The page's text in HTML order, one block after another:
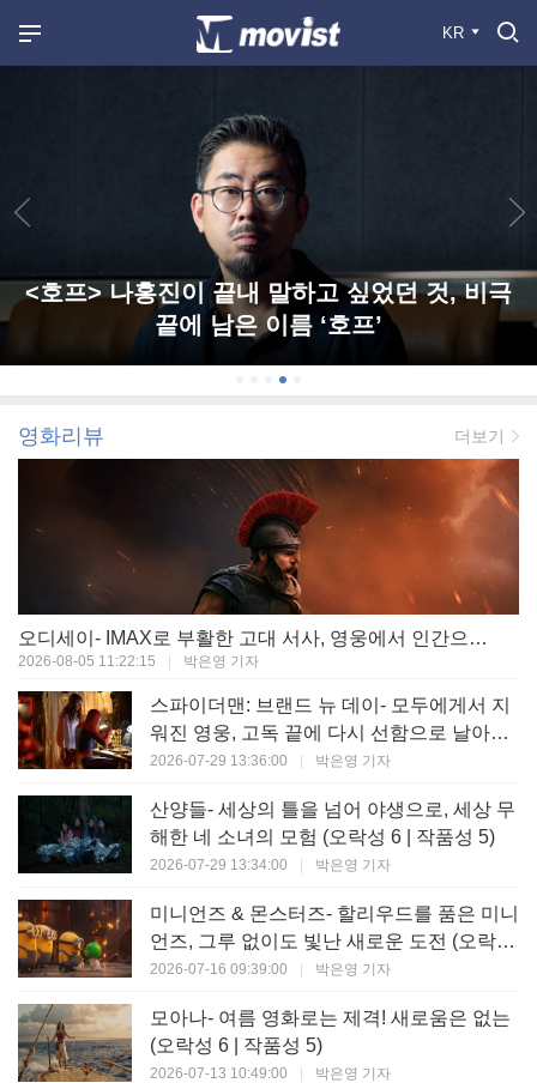
KR
<호프> 나홍진이 끝내 말하고 싶었던 것, 비극
끝에 남은 이름 ‘호프’
영화리뷰 더보기
오디세이- IMAX로 부활한 고대 서사, 영웅에서 인간으로의 귀환 (오락성 9 | 작품성 9)
2026-08-05 11:22:15 박은영 기자
스파이더맨: 브랜드 뉴 데이- 모두에게서 지
워진 영웅, 고독 끝에 다시 선함으로 날아오
르다 (오락성 8 | 작품성 8)
2026-07-29 13:36:00 박은영 기자
산양들- 세상의 틀을 넘어 야생으로, 세상 무
해한 네 소녀의 모험 (오락성 6 | 작품성 5)
2026-07-29 13:34:00 박은영 기자
미니언즈 & 몬스터즈- 할리우드를 품은 미니
언즈, 그루 없이도 빛난 새로운 도전 (오락성
7 | 작품성 6)
2026-07-16 09:39:00 박은영 기자
모아나- 여름 영화로는 제격! 새로움은 없는
(오락성 6 | 작품성 5)
2026-07-13 10:49:00 박은영 기자